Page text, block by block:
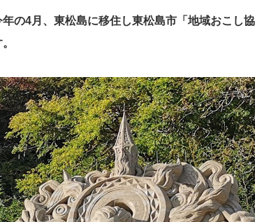
の4月、東松島に移住し東松島市「地域おこし